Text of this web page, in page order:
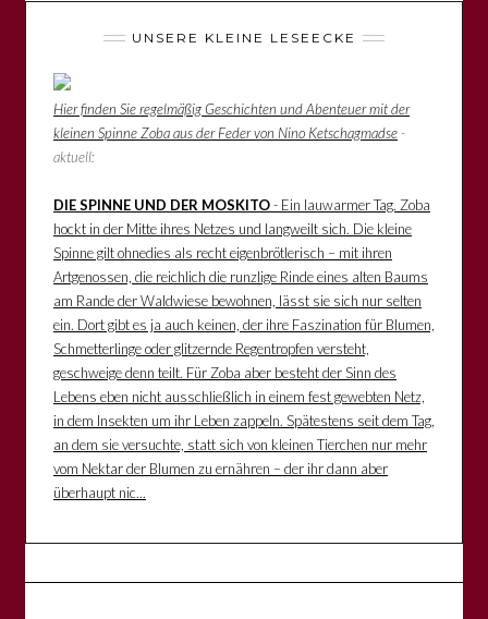
UNSERE KLEINE LESEECKE
Hier finden Sie regelmäßig Geschichten und Abenteuer mit der
kleinen Spinne Zoba aus der Feder von Nino Ketschagmadse-
aktuell:
DIE SPINNE UND DER MOSKITO- Ein lauwarmer Tag. Zoba
hockt in der Mitte ihres Netzes und langweilt sich. Die kleine
Spinne gilt ohnedies als recht eigenbrötlerisch – mit ihren
Artgenossen, die reichlich die runzlige Rinde eines alten Baums
am Rande der Waldwiese bewohnen, lässt sie sich nur selten
ein. Dort gibt es ja auch keinen, der ihre Faszination für Blumen,
Schmetterlinge oder glitzernde Regentropfen versteht,
geschweige denn teilt. Für Zoba aber besteht der Sinn des
Lebens eben nicht ausschließlich in einem fest gewebten Netz,
in dem Insekten um ihr Leben zappeln. Spätestens seit dem Tag,
an dem sie versuchte, statt sich von kleinen Tierchen nur mehr
vom Nektar der Blumen zu ernähren – der ihr dann aber
überhaupt nic...